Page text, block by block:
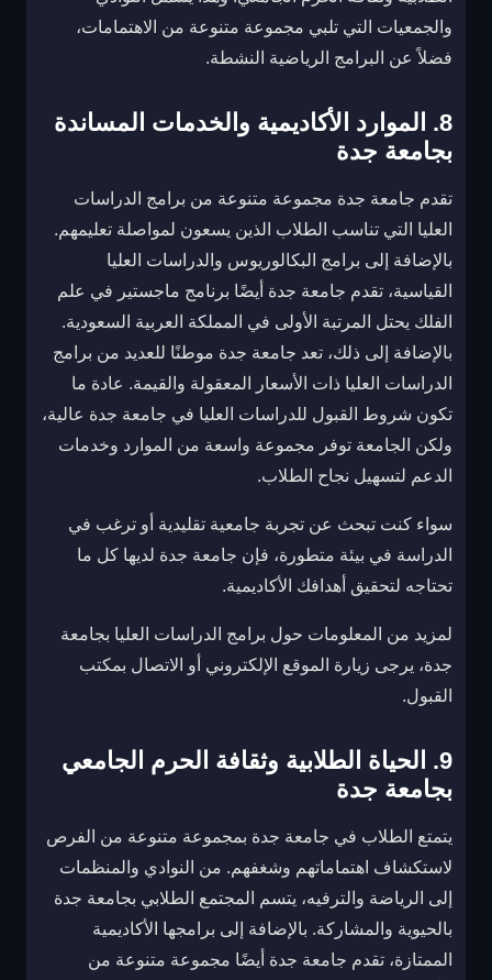
والجمعيات التي تلبي مجموعة متنوعة من الاهتمامات،
فضلاً عن البرامج الرياضية النشطة.
8. الموارد الأكاديمية والخدمات المساندة
بجامعة جدة
تقدم جامعة جدة مجموعة متنوعة من برامج الدراسات
العليا التي تناسب الطلاب الذين يسعون لمواصلة تعليمهم.
بالإضافة إلى برامج البكالوريوس والدراسات العليا
القياسية، تقدم جامعة جدة أيضًا برنامج ماجستير في علم
الفلك يحتل المرتبة الأولى في المملكة العربية السعودية.
بالإضافة إلى ذلك، تعد جامعة جدة موطنًا للعديد من برامج
الدراسات العليا ذات الأسعار المعقولة والقيمة. عادة ما
تكون شروط القبول للدراسات العليا في جامعة جدة عالية،
ولكن الجامعة توفر مجموعة واسعة من الموارد وخدمات
الدعم لتسهيل نجاح الطلاب.
سواء كنت تبحث عن تجربة جامعية تقليدية أو ترغب في
الدراسة في بيئة متطورة، فإن جامعة جدة لديها كل ما
تحتاجه لتحقيق أهدافك الأكاديمية.
لمزيد من المعلومات حول برامج الدراسات العليا بجامعة
جدة، يرجى زيارة الموقع الإلكتروني أو الاتصال بمكتب
القبول.
9. الحياة الطلابية وثقافة الحرم الجامعي
بجامعة جدة
يتمتع الطلاب في جامعة جدة بمجموعة متنوعة من الفرص
لاستكشاف اهتماماتهم وشغفهم. من النوادي والمنظمات
إلى الرياضة والترفيه، يتسم المجتمع الطلابي بجامعة جدة
بالحيوية والمشاركة. بالإضافة إلى برامجها الأكاديمية
الممتازة، تقدم جامعة جدة أيضًا مجموعة متنوعة من